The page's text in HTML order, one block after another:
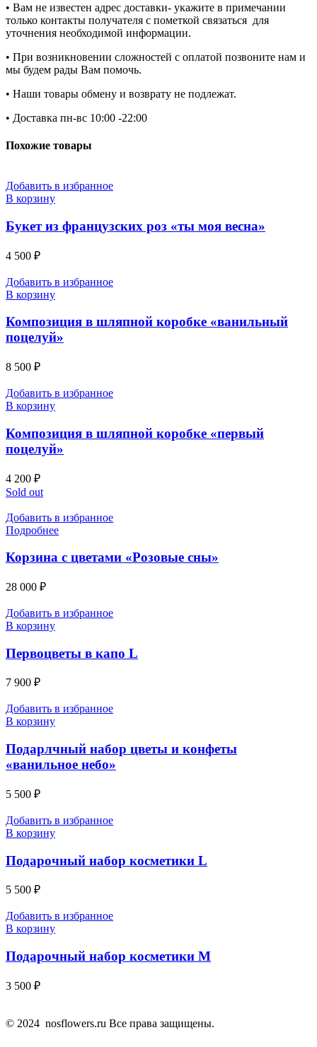
• Вам не известен адрес доставки- укажите в примечании
только контакты получателя с пометкой связаться для
уточнения необходимой информации.
• При возникновении сложностей с оплатой позвоните нам и
мы будем рады Вам помочь.
• Наши товары обмену и возврату не подлежат.
• Доставка пн-вс 10:00 -22:00
Похожие товары
Добавить в избранное
В корзину
Букет из французских роз «ты моя весна»
4 500 ₽
Добавить в избранное
В корзину
Композиция в шляпной коробке «ванильный
поцелуй»
8 500 ₽
Добавить в избранное
В корзину
Композиция в шляпной коробке «первый
поцелуй»
4 200 ₽
Sold out
Добавить в избранное
Подробнее
Корзина с цветами «Розовые сны»
28 000 ₽
Добавить в избранное
В корзину
Первоцветы в капо L
7 900 ₽
Добавить в избранное
В корзину
Подарлчный набор цветы и конфеты
«ванильное небо»
5 500 ₽
Добавить в избранное
В корзину
Подарочный набор косметики L
5 500 ₽
Добавить в избранное
В корзину
Подарочный набор косметики М
3 500 ₽
© 2024 nosflowers.ru Все права защищены.